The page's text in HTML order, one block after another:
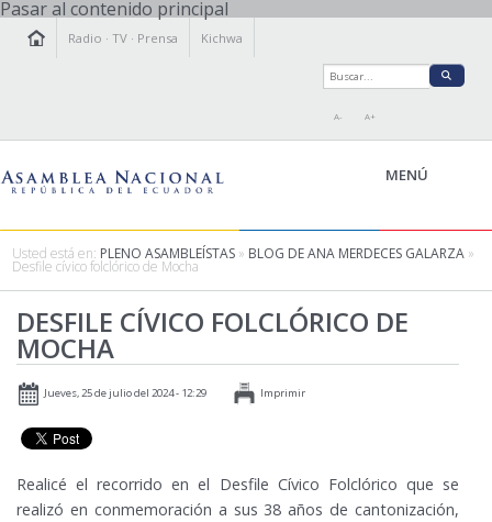
Pasar al contenido principal
Radio ·TV · Prensa Kichwa
A- A+
MENÚ
LEGISLAMOS
FISCALIZAMOS
TRANSPARENCIA
PRENSA
PARTICIPACIÓN
AGENDA
Usted está en: PLENO ASAMBLEÍSTAS » BLOG DE ANA MERDECES GALARZA »
Desfile cívico folclórico de Mocha
DESFILE CÍVICO FOLCLÓRICO DE
MOCHA
Jueves, 25 de julio del 2024 - 12:29 Imprimir
Realicé el recorrido en el Desfile Cívico Folclórico que se
realizó en conmemoración a sus 38 años de cantonización,